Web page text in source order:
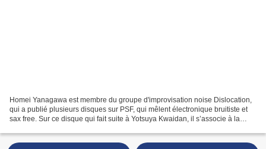
Homei Yanagawa est membre du groupe d'improvisation noise Dislocation,
qui a publié plusieurs disques sur PSF, qui mêlent électronique bruitiste et
sax free. Sur ce disque qui fait suite à Yotsuya Kwaidan, il s’associe à la